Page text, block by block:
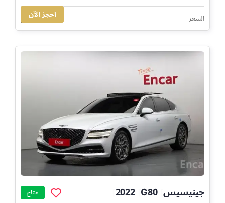
السعر
109,593
احجز الآن
جينيسيس]
G80
2022 متاح